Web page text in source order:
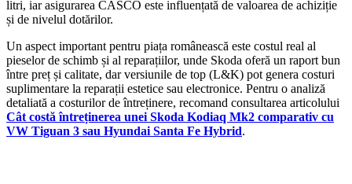
litri, iar asigurarea CASCO este influențată de valoarea de achiziție
și de nivelul dotărilor.
Un aspect important pentru piața românească este costul real al
pieselor de schimb și al reparațiilor, unde Skoda oferă un raport bun
între preț și calitate, dar versiunile de top (L&K) pot genera costuri
suplimentare la reparații estetice sau electronice. Pentru o analiză
detaliată a costurilor de întreținere, recomand consultarea articolului
Cât costă întreținerea unei Skoda Kodiaq Mk2 comparativ cu
VW Tiguan 3 sau Hyundai Santa Fe Hybrid.